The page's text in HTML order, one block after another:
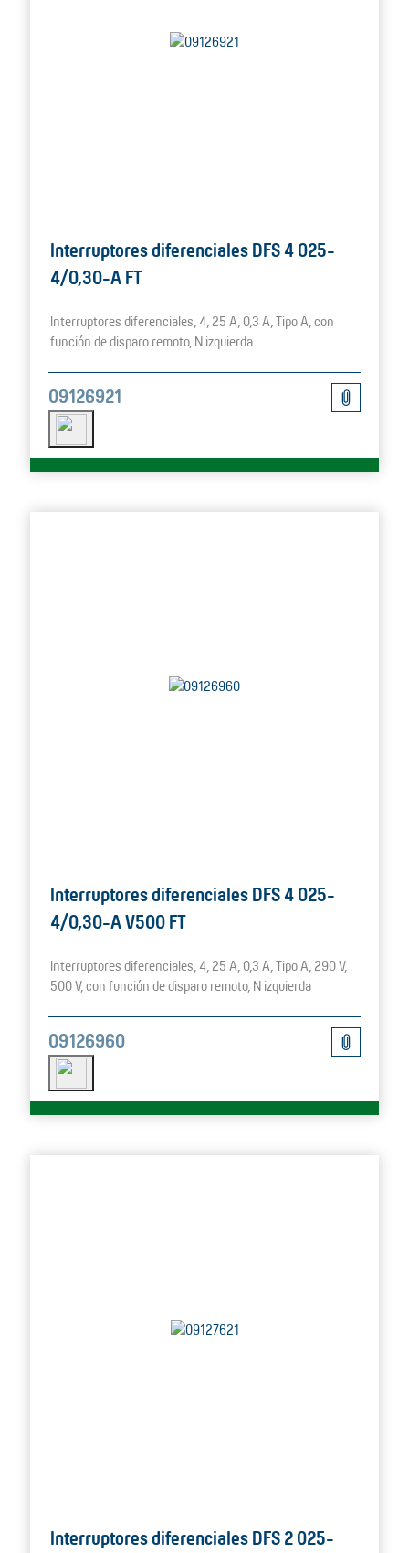
Interruptores diferenciales DFS 4 025-
4/0,30-A FT
Interruptores diferenciales, 4, 25 A, 0,3 A, Tipo A, con
función de disparo remoto, N izquierda
09126921
Interruptores diferenciales DFS 4 025-
4/0,30-A V500 FT
Interruptores diferenciales, 4, 25 A, 0,3 A, Tipo A, 290 V,
500 V, con función de disparo remoto, N izquierda
09126960
Interruptores diferenciales DFS 2 025-